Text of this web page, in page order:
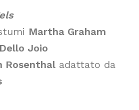
Martha Graham
Joio
Rosenthal adattato da